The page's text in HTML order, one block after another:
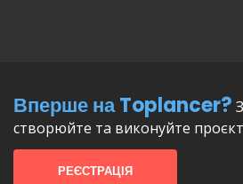
Вперше на Toplancer?
створюйте та виконуйте
РЕЄСТРАЦІЯ